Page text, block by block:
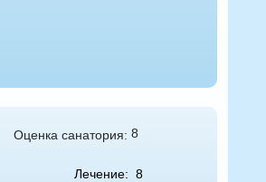
Оценка санатория: 8
Лечение: 8